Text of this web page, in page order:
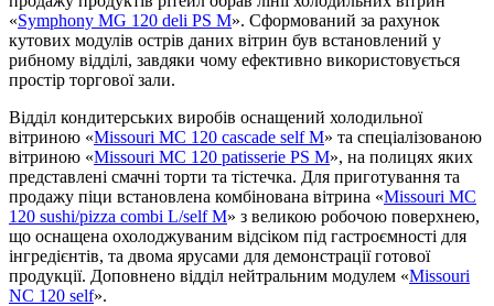
«Symphony MG 120 deli PS M». Сформований за рахунок
кутових модулів острів даних вітрин був встановлений у
рибному відділі, завдяки чому ефективно використовується
простір торгової зали.
Відділ кондитерських виробів оснащений холодильної
вітриною «Missouri MC 120 cascade self M» та спеціалізованою
вітриною «Missouri MC 120 patisserie PS M», на полицях яких
представлені смачні торти та тістечка. Для приготування та
продажу піци встановлена ​​комбінована вітрина «Missouri MC
120 sushi/pizza combi L/self M» з великою робочою поверхнею,
що оснащена охолоджуваним відсіком під гастроємності для
інгредієнтів, та двома ярусами для демонстрації готової
продукції. Доповнено відділ нейтральним модулем «Missouri
NC 120 self».